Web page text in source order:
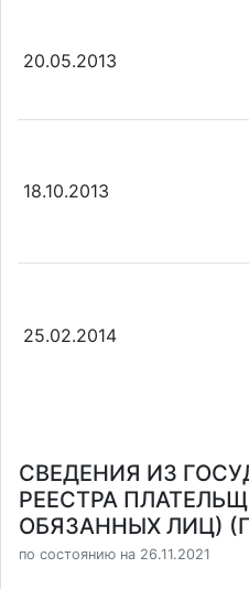
20.05.2013
18.10.2013
25.02.2014
СВЕДЕНИЯ ИЗ
РЕЕСТРА
ОБЯЗАННЫХ ЛИЦ)
по состоянию на 26.11.2021